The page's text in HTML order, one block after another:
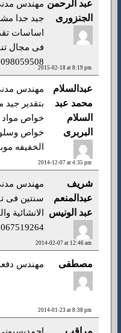
عبد الرحمن
الجنزورى
2015-02-18 at 8:19 pm
جيد جدا
اساسات
فى مجال
عبدالسلام
محمد عبد
السلام
البربرى
2014-12-07 at 4:35 pm
مهندس
بتقدير
خواص مواد
خواص
الخفيفه موبايل
شريف
عبدالمنعم
عبد الونيس
2014-02-07 at 12:46 am
سنتين فى
الانشائية
مصطفى
2014-01-23 at 8:38 pm
مهندس دفعة
مراقب